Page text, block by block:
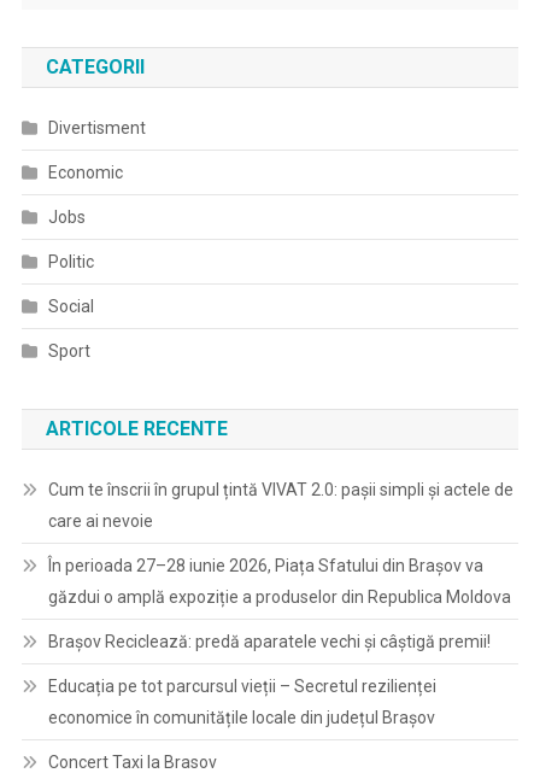
CATEGORII
Divertisment
Economic
Jobs
Politic
Social
Sport
ARTICOLE RECENTE
Cum te înscrii în grupul țintă VIVAT 2.0: pașii simpli și actele de
care ai nevoie
În perioada 27–28 iunie 2026, Piața Sfatului din Brașov va
găzdui o amplă expoziție a produselor din Republica Moldova
Brașov Reciclează: predă aparatele vechi și câștigă premii!
Educația pe tot parcursul vieții – Secretul rezilienței
economice în comunitățile locale din județul Brașov
Concert Taxi la Brasov